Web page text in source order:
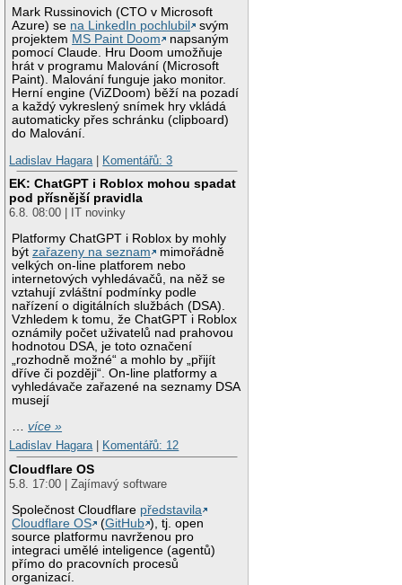
Mark Russinovich (CTO v Microsoft
Azure) se na LinkedIn pochlubil
svým
projektem MS Paint Doom
napsaným
pomocí Claude. Hru Doom umožňuje
hrát v programu Malování (Microsoft
Paint). Malování funguje jako monitor.
Herní engine (ViZDoom) běží na pozadí
a každý vykreslený snímek hry vkládá
automaticky přes schránku (clipboard)
do Malování.
Ladislav Hagara
Komentářů: 3
EK: ChatGPT i Roblox mohou spadat
pod přísnější pravidla
6.8. 08:00 | IT novinky
Platformy ChatGPT i Roblox by mohly
býtzařazeny na seznam
mimořádně
velkých on-line platforem nebo
internetových vyhledávačů, na něž se
vztahují zvláštní podmínky podle
nařízení o digitálních službách (DSA).
Vzhledem k tomu, že ChatGPT i Roblox
oznámily počet uživatelů nad prahovou
hodnotou DSA, je toto označení
„rozhodně možné“ a mohlo by „přijít
dříve či později“. On-line platformy a
vyhledávače zařazené na seznamy DSA
musejí
…více »
Ladislav Hagara| Komentářů: 12
Cloudflare OS
5.8. 17:00 | Zajímavý software
Společnost Cloudflare představila
Cloudflare OS
(GitHub ), tj. open
source platformu navrženou pro
integraci umělé inteligence (agentů)
přímo do pracovních procesů
organizací.